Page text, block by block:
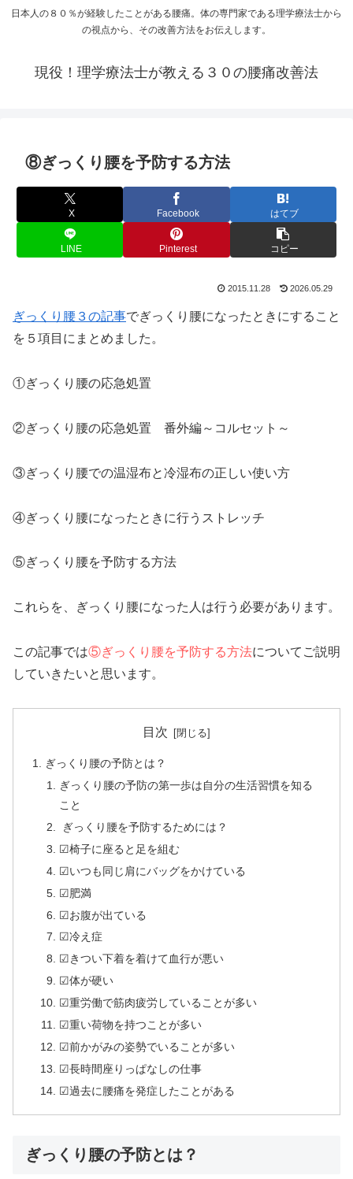
日本人の８０％が経験したことがある腰痛。体の専門家である理学療法士から
の視点から、その改善方法をお伝えします。
現役！理学療法士が教える３０の腰痛改善法
⑧ぎっくり腰を予防する方法
X Facebook はてブ
LINE Pinterest コピー
2015.11.28 2026.05.29
ぎっくり腰３の記事でぎっくり腰になったときにすること
を５項目にまとめました。
①ぎっくり腰の応急処置
②ぎっくり腰の応急処置 番外編～コルセット～
③ぎっくり腰での温湿布と冷湿布の正しい使い方
④ぎっくり腰になったときに行うストレッチ
⑤ぎっくり腰を予防する方法
これらを、ぎっくり腰になった人は行う必要があります。
この記事では⑤ぎっくり腰を予防する方法についてご説明
していきたいと思います。
目次
ぎっくり腰の予防とは？
ぎっくり腰の予防の第一歩は自分の生活習慣を知る
こと
ぎっくり腰を予防するためには？
☑椅子に座ると足を組む
☑いつも同じ肩にバッグをかけている
☑肥満
☑お腹が出ている
☑冷え症
☑きつい下着を着けて血行が悪い
☑体が硬い
☑重労働で筋肉疲労していることが多い
☑重い荷物を持つことが多い
☑前かがみの姿勢でいることが多い
☑長時間座りっぱなしの仕事
☑過去に腰痛を発症したことがある
ぎっくり腰の予防とは？